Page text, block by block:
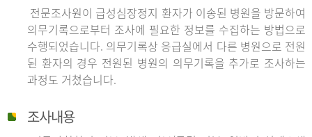
전문조사원이 급성심장정지 환자가 이송된 병원을 방문하여
의무기록으로부터 조사에 필요한 정보를 수집하는 방법으로
수행되었습니다. 의무기록상 응급실에서 다른 병원으로 전원
된 환자의 경우 전원된 병원의 의무기록을 추가로 조사하는
과정도 거쳤습니다.
조사내용